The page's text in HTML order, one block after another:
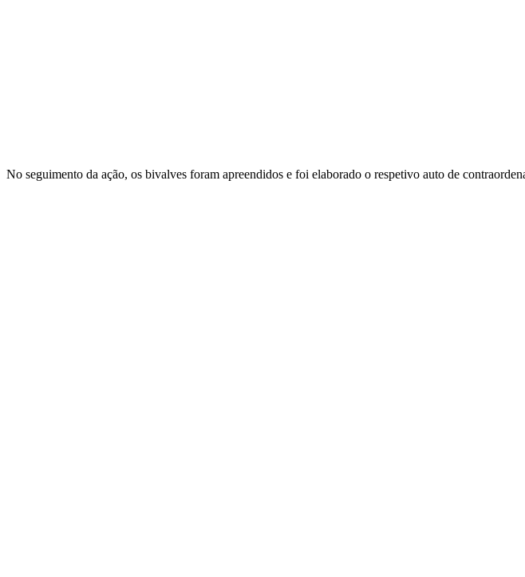
No seguimento da ação, os bivalves foram apreendidos e foi elaborado o respetivo auto de